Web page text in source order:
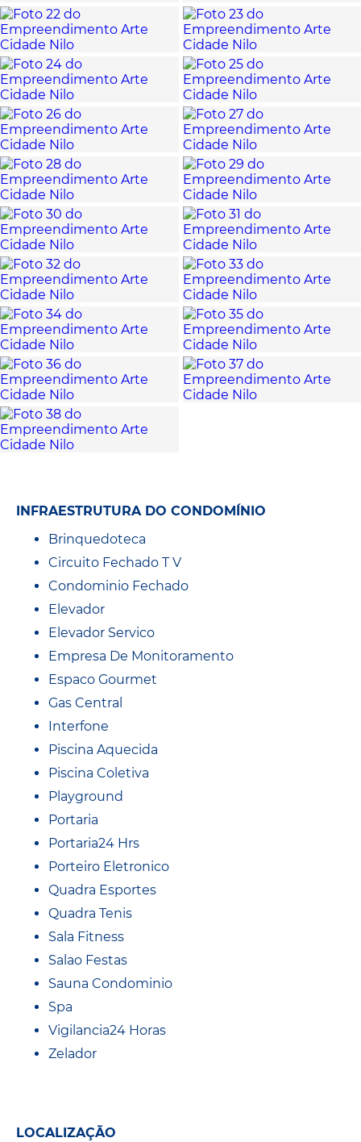
INFRAESTRUTURA DO CONDOMÍNIO
Brinquedoteca
Circuito Fechado T V
Condominio Fechado
Elevador
Elevador Servico
Empresa De Monitoramento
Espaco Gourmet
Gas Central
Interfone
Piscina Aquecida
Piscina Coletiva
Playground
Portaria
Portaria24 Hrs
Porteiro Eletronico
Quadra Esportes
Quadra Tenis
Sala Fitness
Salao Festas
Sauna Condominio
Spa
Vigilancia24 Horas
Zelador
LOCALIZAÇÃO